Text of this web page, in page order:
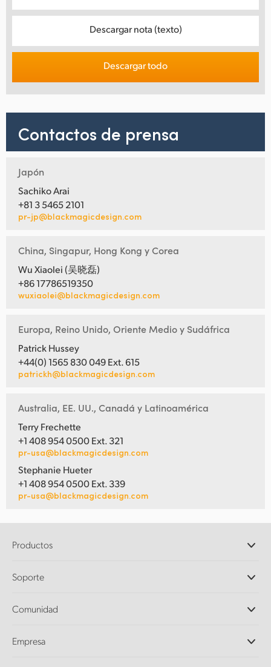
Descargar nota (texto)
Descargar todo
Contactos de prensa
Japón
Sachiko Arai
+81 3 5465 2101
pr-jp@blackmagicdesign.com
China, Singapur, Hong Kong y Corea
Wu Xiaolei (吴晓磊)
+86 17786519350
wuxiaolei@blackmagicdesign.com
Europa, Reino Unido, Oriente Medio y Sudáfrica
Patrick Hussey
+44(0) 1565 830 049 Ext. 615
patrickh@blackmagicdesign.com
Australia, EE. UU., Canadá y Latinoamérica
Terry Frechette
+1 408 954 0500 Ext. 321
pr-usa@blackmagicdesign.com
Stephanie Hueter
+1 408 954 0500 Ext. 339
pr-usa@blackmagicdesign.com
Productos
DaVinci Resolve y Fusion
Ultimatte
Captura y reproducción
Soporte
Centro de soporte técnico
Comunidad
Empresa